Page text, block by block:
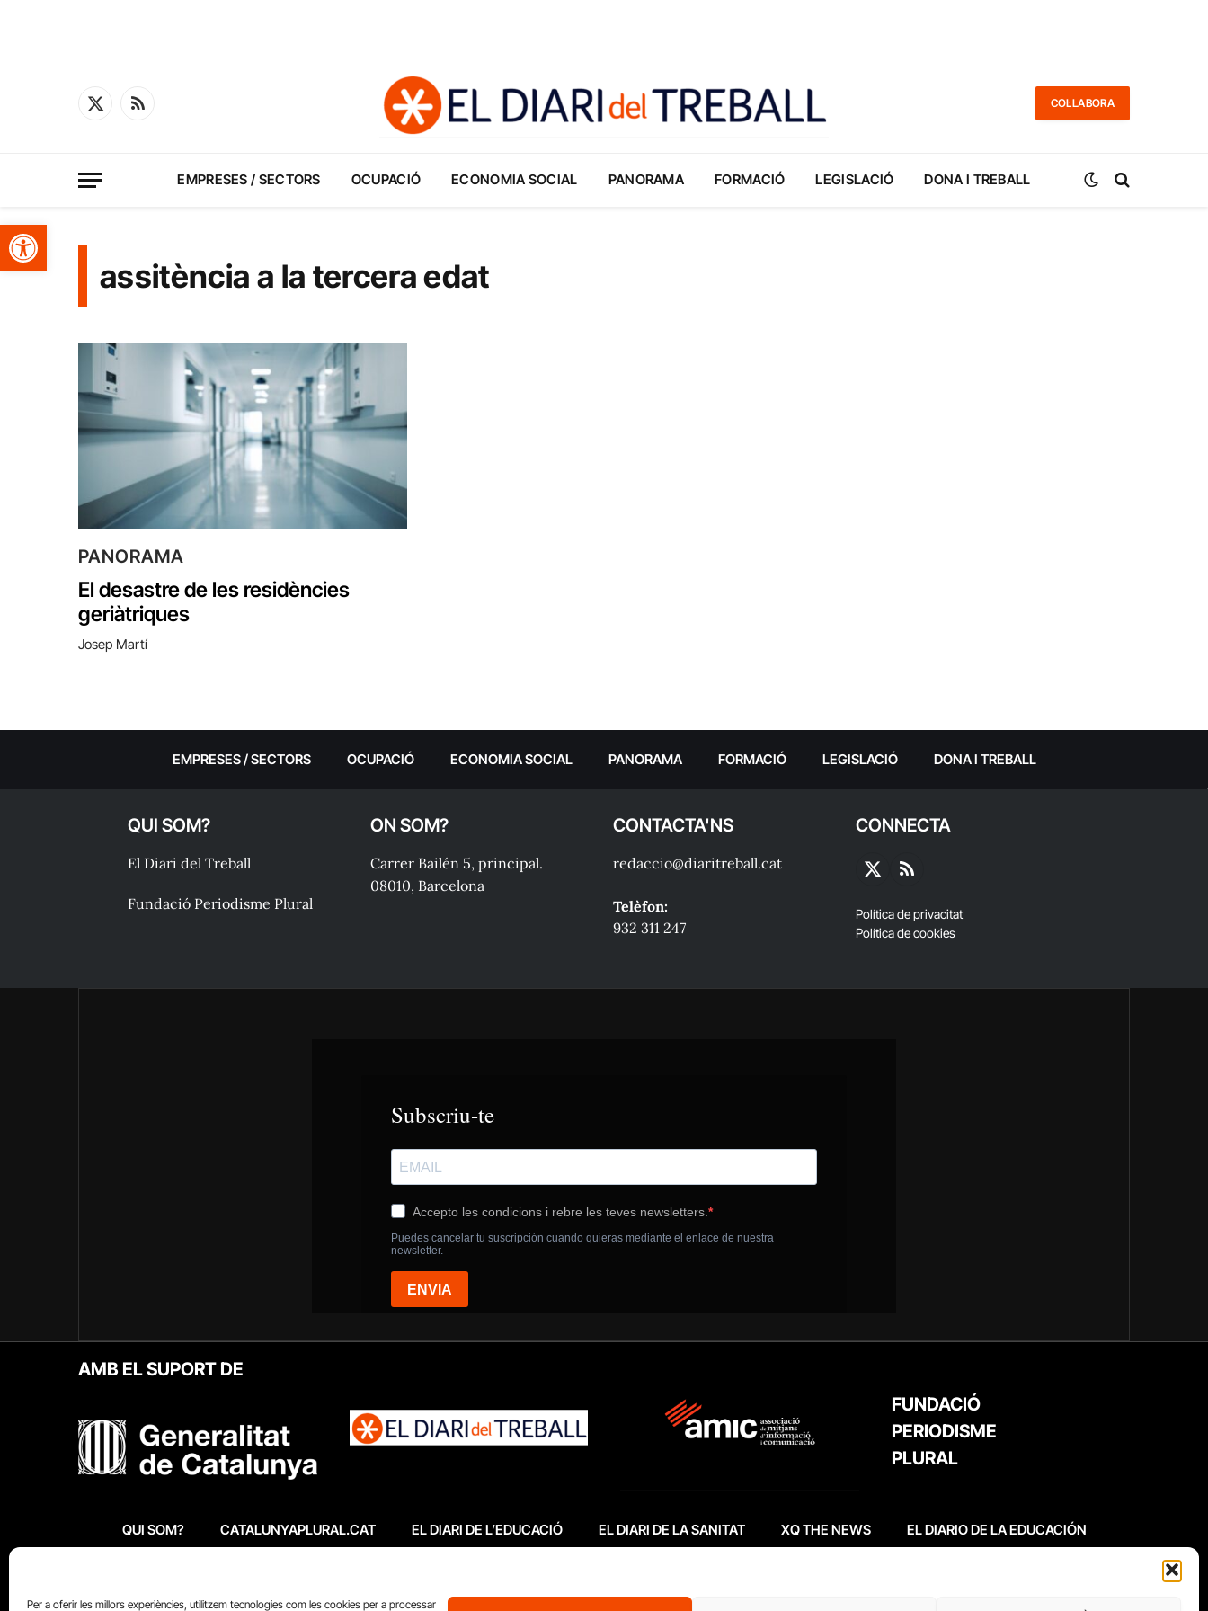
Obre la barra d'eines
Per a oferir les millors experiències, utilitzem tecnologies com les cookies per a processar
X
RSS
COL·LABORA
EMPRESES / SECTORS OCUPACIÓ ECONOMIA SOCIAL PANORAMA FORMACIÓ LEGISLACIÓ DONA I TREBALL
assitència a la tercera edat
PANORAMA
El desastre de les residències
geriàtriques
Josep Martí
EMPRESES / SECTORS OCUPACIÓ ECONOMIA SOCIAL PANORAMA FORMACIÓ LEGISLACIÓ DONA I TREBALL
QUI SOM?
El Diari del Treball
Fundació Periodisme Plural
ON SOM?
Carrer Bailén 5, principal.
08010, Barcelona
CONTACTA'NS
redaccio@diaritreball.cat
Telèfon:
932 311 247
CONNECTA
X
RSS
Política de privacitat
Política de cookies
AMB EL SUPORT DE
FUNDACIÓ
PERIODISME
PLURAL
QUI SOM? CATALUNYAPLURAL.CAT EL DIARI DE L’EDUCACIÓ EL DIARI DE LA SANITAT XQ THE NEWS EL DIARIO DE LA EDUCACIÓN